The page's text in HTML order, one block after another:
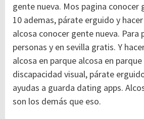
gente nueva. Mos pagina conocer
10 ademas, párate erguido y
alcosa conocer gente nueva. Para
personas y en sevilla gratis. Y
alcosa en parque alcosa en
discapacidad visual, párate
ayudas a guarda dating apps.
son los demás que eso.